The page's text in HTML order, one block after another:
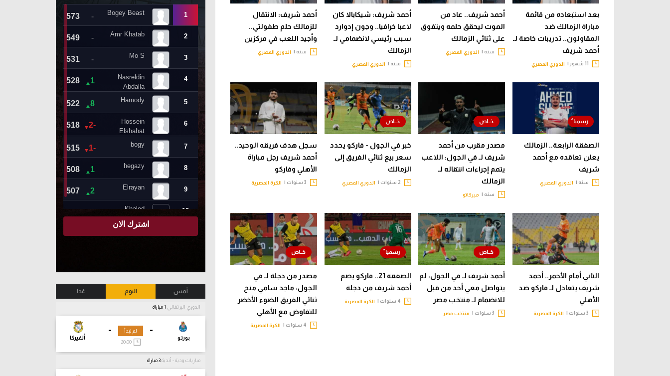
بعد استبعاده من قائمة
مباراة الزمالك ضد
المقاولون.. تدريبات خاصة لـ
أحمد شريف
الدوري المصري
أحمد شريف.. عاد من
الموت ليحقق حلمه ويتفوق
على ثنائي الزمالك
سنه | الدوري المصري
أحمد شريف: شيكابالا كان
لاعبا خرافيا.. وجون إدوارد
سبب رئيسي لانضمامي لـ
الزمالك
سنه | الدوري المصري
أحمد شريف: الانتقال
للزمالك حلم طفولتي..
وأجيد اللعب في مركزين
سنه | الدوري المصري
الصفقة الرابعة.. الزمالك
يعلن تعاقده مع أحمد
شريف
سنه | الدوري المصري
مصدر مقرب من أحمد
شريف لـ في الجول: اللاعب
يتمم إجراءات انتقاله لـ
الزمالك
سنه | ميركاتو
خبر في الجول - فاركو يحدد
سعر بيع ثنائي الفريق إلى
الزمالك
الدوري المصري
سجل هدف فريقه الوحيد..
أحمد شريف رجل مباراة
الأهلي وفاركو
الكرة المصرية
الثاني أمام الأحمر.. أحمد
شريف يتعادل لـ فاركو ضد
الأهلي
الكرة المصرية
أحمد شريف لـ في الجول: لم
يتواصل معي أحد من قبل
للانضمام لـ منتخب مصر
منتخب مصر
الصفقة 21.. فاركو يضم
أحمد شريف من دجلة
الكرة المصرية
مصدر من دجلة لـ في
الجول: ماجد سامي منح
ثنائي الفريق الضوء الأخضر
للتفاوض مع الأهلي
الكرة المصرية
أمس اليوم غدا
الدوري البرتغالي
-
بورتو
-
ألفيركا
لم تبدأ
20:00
مباريات ودية - أندية